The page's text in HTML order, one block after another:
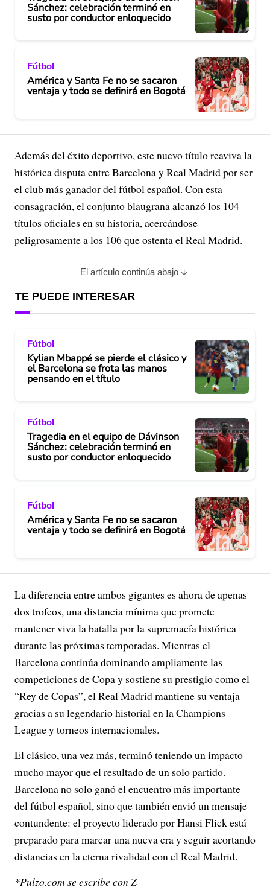
Sánchez: celebración terminó en
susto por conductor enloquecido
Fútbol
América y Santa Fe no se sacaron
ventaja y todo se definirá en Bogotá
Además del éxito deportivo, este nuevo título reaviva la
histórica disputa entre Barcelona y Real Madrid por ser
el club más ganador del fútbol español. Con esta
consagración, el conjunto blaugrana alcanzó los 104
títulos oficiales en su historia, acercándose
peligrosamente a los 106 que ostenta el Real Madrid.
El artículo continúa abajo
TE PUEDE INTERESAR
Fútbol
Kylian Mbappé se pierde el clásico y
el Barcelona se frota las manos
pensando en el título
Fútbol
Tragedia en el equipo de Dávinson
Sánchez: celebración terminó en
susto por conductor enloquecido
Fútbol
América y Santa Fe no se sacaron
ventaja y todo se definirá en Bogotá
La diferencia entre ambos gigantes es ahora de apenas
dos trofeos, una distancia mínima que promete
mantener viva la batalla por la supremacía histórica
durante las próximas temporadas. Mientras el
Barcelona continúa dominando ampliamente las
competiciones de Copa y sostiene su prestigio como el
“Rey de Copas”, el Real Madrid mantiene su ventaja
gracias a su legendario historial en la Champions
League y torneos internacionales.
El clásico, una vez más, terminó teniendo un impacto
mucho mayor que el resultado de un solo partido.
Barcelona no solo ganó el encuentro más importante
del fútbol español, sino que también envió un mensaje
contundente: el proyecto liderado por Hansi Flick está
preparado para marcar una nueva era y seguir acortando
distancias en la eterna rivalidad con el Real Madrid.
*Pulzo.com se escribe con Z